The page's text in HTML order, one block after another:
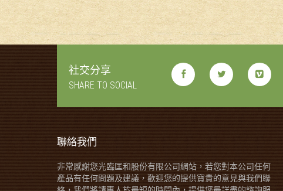
社交分享
SHARE TO SOCIAL
聯絡我們
非常感謝您光臨匡和股份有限公司網站，若您對本公司任何
產品有任何問題及建議，歡迎您的提供寶貴的意見與我們聯